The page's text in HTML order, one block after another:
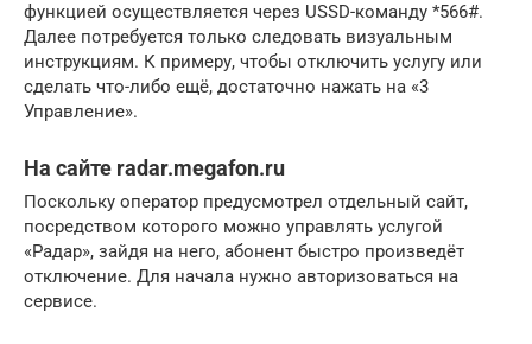
функцией осуществляется через USSD-команду *566#.
Далее потребуется только следовать визуальным
инструкциям. К примеру, чтобы отключить услугу или
сделать что-либо ещё, достаточно нажать на «3
Управление».
На сайте radar.megafon.ru
Поскольку оператор предусмотрел отдельный сайт,
посредством которого можно управлять услугой
«Радар», зайдя на него, абонент быстро произведёт
отключение. Для начала нужно авторизоваться на
сервисе.